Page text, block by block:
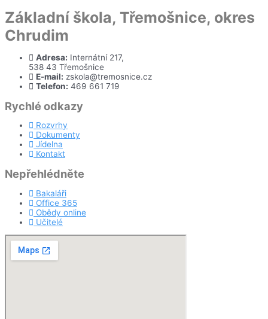
Základní škola, Třemošnice, okres
Chrudim
Adresa: Internátní 217,
538 43 Třemošnice
E-mail: zskola@tremosnice.cz
Telefon: 469 661 719
Rychlé odkazy
Rozvrhy
Dokumenty
Jídelna
Kontakt
Nepřehlédněte
Bakaláři
Office 365
Obědy online
Učitelé